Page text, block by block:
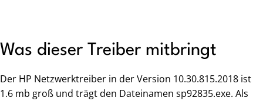
Was dieser Treiber mitbringt
Der HP Netzwerktreiber in der Version 10.30.815.2018 ist
1.6 mb groß und trägt den Dateinamen sp92835.exe. Als